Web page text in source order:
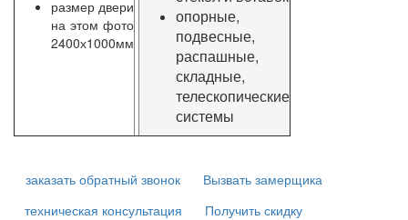
размер двери
на этом фото
2400х1000мм
опорные,
подвесные,
распашные,
складные,
телескопические
системы
заказать обратный звонок
Вызвать замерщика
техническая консультация
Получить скидку